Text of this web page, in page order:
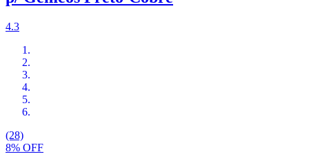
4.3
(28)
8% OFF